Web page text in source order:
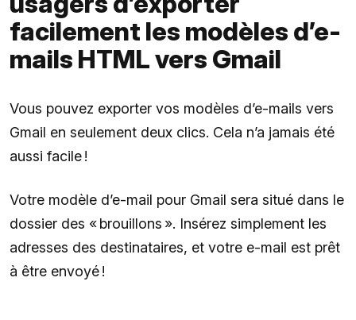
facilement les modèles d’e-
mails HTML vers Gmail
Vous pouvez exporter vos modèles d’e-mails vers
Gmail en seulement deux clics. Cela n’a jamais été
aussi facile !
Votre modèle d’e-mail pour Gmail sera situé dans le
dossier des « brouillons ». Insérez simplement les
adresses des destinataires, et votre e-mail est prêt
à être envoyé !